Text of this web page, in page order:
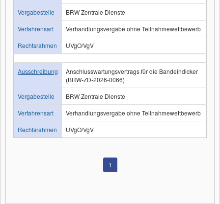
Vergabestelle
BRW Zentrale Dienste
Verfahrensart
Verhandlungsvergabe ohne Teilnahmewettbewerb
Rechtsrahmen
UVgO/VgV
Ausschreibung
Anschlusswartungsvertrags für die Bandeindicker
(BRW-ZD-2026-0066)
Vergabestelle
BRW Zentrale Dienste
Verfahrensart
Verhandlungsvergabe ohne Teilnahmewettbewerb
Rechtsrahmen
UVgO/VgV
1